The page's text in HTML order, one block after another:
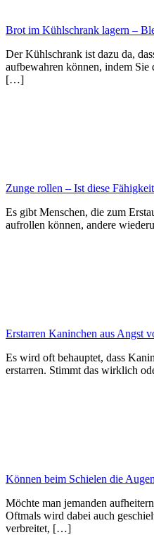
Brot im Kühlschrank lagern –
Der Kühlschrank ist dazu da,
aufbewahren können, indem Sie
[…]
Zunge rollen – Ist diese
Es gibt Menschen, die zum
aufrollen können, andere
Erstarren Kaninchen aus Angst
Es wird oft behauptet, dass
erstarren. Stimmt das wirklich
Können beim Schielen die
Möchte man jemanden
Oftmals wird dabei auch
verbreitet, […]